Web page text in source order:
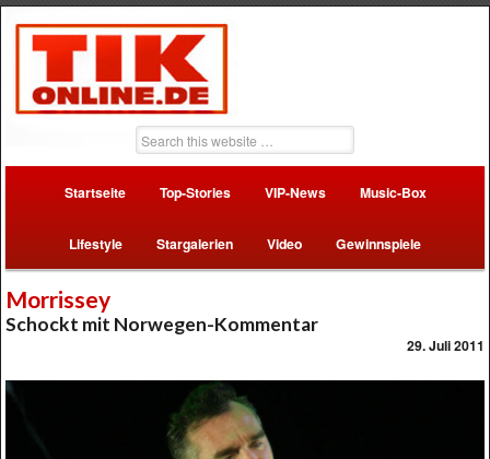
Startseite Top-Stories VIP-News Music-Box
Lifestyle Stargalerien Video Gewinnspiele
Morrissey
Schockt mit Norwegen-Kommentar
29. Juli 2011